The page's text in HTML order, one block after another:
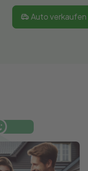
Auto verkaufen